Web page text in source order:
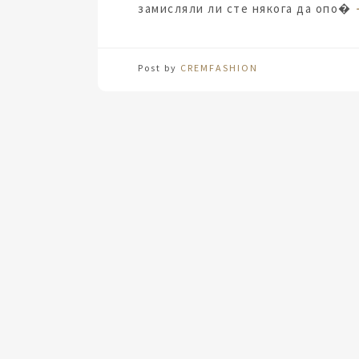
замисляли ли сте някога да опо�
Post by CREMFASHION